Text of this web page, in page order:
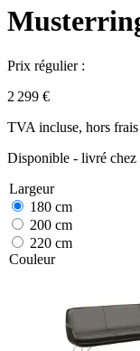
Prix régulier :
2 299 €
TVA incluse, hors
Disponible - livré chez
Largeur
180 cm
200 cm
220 cm
Couleur